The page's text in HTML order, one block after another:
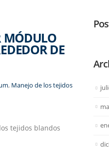
MÓDULO
DE
, Manejo de los tejidos
tejidos blandos